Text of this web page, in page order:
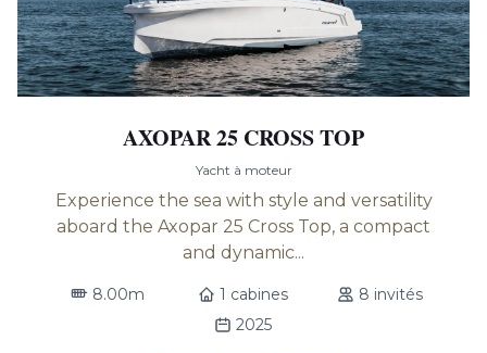
AXOPAR 25 CROSS TOP
Yacht à moteur
Experience the sea with style and versatility
aboard the Axopar 25 Cross Top, a compact
and dynamic...
8.00m 1 cabines
8 invités
2025